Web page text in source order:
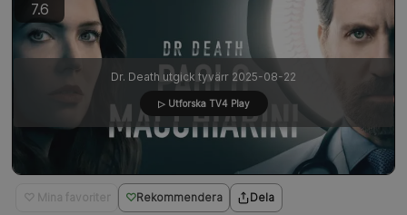
♡ Mina favoriter Rekommendera Dela
Dr. Death utgick tyvärr 2025-08-22
▷ Utforska TV4 Play
7.6